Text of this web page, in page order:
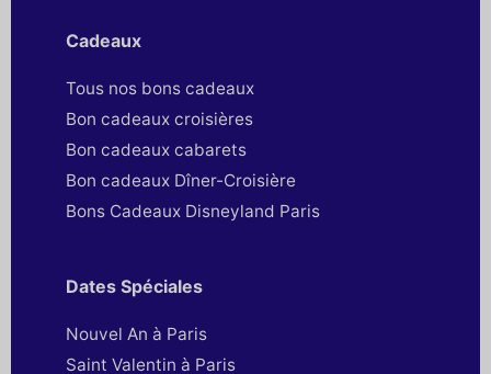
Cadeaux
Tous nos bons cadeaux
Bon cadeaux croisières
Bon cadeaux cabarets
Bon cadeaux Dîner-Croisière
Bons Cadeaux Disneyland Paris
Dates Spéciales
Nouvel An à Paris
Saint Valentin à Paris